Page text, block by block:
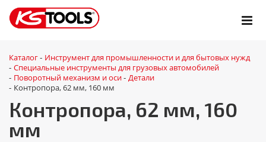
Каталог - Инструмент для промышленности и для бытовых нужд
- Специальные инструменты для грузовых автомобилей
- Поворотный механизм и оси - Детали
- Контропора, 62 мм, 160 мм
Контропора, 62 мм, 160
мм